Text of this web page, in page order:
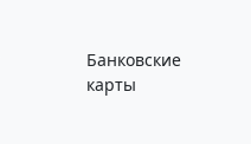
Банковские
карты